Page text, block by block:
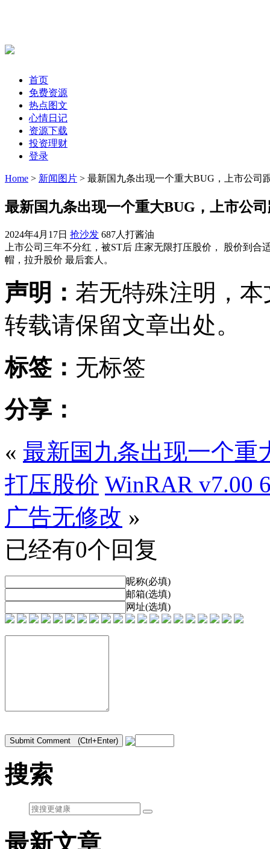
首页
免费资源
热点图文
心情日记
资源下载
投资理财
登录
Home > 新闻图片 > 最新国九条出现一个重大BUG，上市公
最新国九条出现一个重大BUG，上市公
2024年4月17日 抢沙发 687人打酱油
上市公司三年不分红，被ST后 庄家无限打压股价， 股价到
帽，拉升股价 最后套人。
声明： 若无特殊注明，
转载请保留文章出处。
标签： 无标签
分享：
« 最新国九条出现一个重
打压股价 WinRAR v7.00
广告无修改 »
已经有0个回复
昵称(必填)
邮箱(选填)
网址(选填)
搜索
最新文章